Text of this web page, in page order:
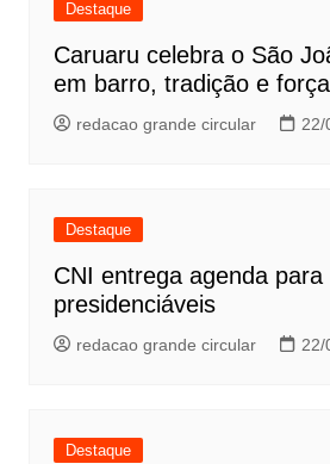
Destaque
Caruaru celebra o São
em barro, tradição e
redacao grande circular 22/
Destaque
CNI entrega agenda para
presidenciáveis
redacao grande circular 22/
Destaque